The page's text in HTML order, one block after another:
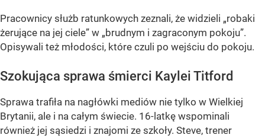
Pracownicy służb ratunkowych zeznali, że widzieli „robaki
żerujące na jej ciele” w „brudnym i zagraconym pokoju”.
Opisywali też młodości, które czuli po wejściu do pokoju.
Szokująca sprawa śmierci Kaylei Titford
Sprawa trafiła na nagłówki mediów nie tylko w Wielkiej
Brytanii, ale i na całym świecie. 16-latkę wspominali
również jej sąsiedzi i znajomi ze szkoły. Steve, trener